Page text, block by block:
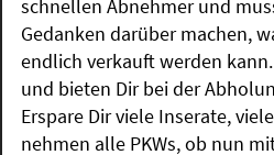
schnellen Abnehmer und
Gedanken darüber machen,
endlich verkauft werden
und bieten Dir bei der
Erspare Dir viele Inserate,
nehmen alle PKWs, ob nun